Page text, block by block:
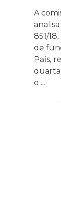
A
851/
de
País,
o ...